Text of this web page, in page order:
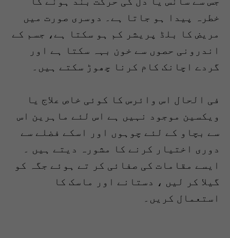
خطرہ پیدا ہو جاتا ہے۔ دوسری صورت میں
مریض کا بلڈ پریشر کم ہو سکتا ہے، جسم کے
اندرونی حصوں سے خون بہہ سکتا ہے اور
گردے اچانک کام کرنا چھوڑ سکتے ہیں۔
فی الحال اس وائرس کا کوئی خاص علاج یا
ویکسین موجود نہیں ہے اس لئے ماہرین اس
سے بچاو کے لئے چوہوں اور اسکے فضلے سے
دوری اختیار کرنے کا مشورہ دیتے ہیں ۔
ایسے مقامات کی صفائی کر تے ہوئے جگہ کو
گیلا کر لیں ، دستانے اور ماسک کا
استعمال کریں۔